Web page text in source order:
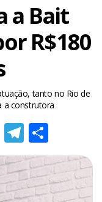
a Bait
R$180
tanto no Rio de
a construtora
X